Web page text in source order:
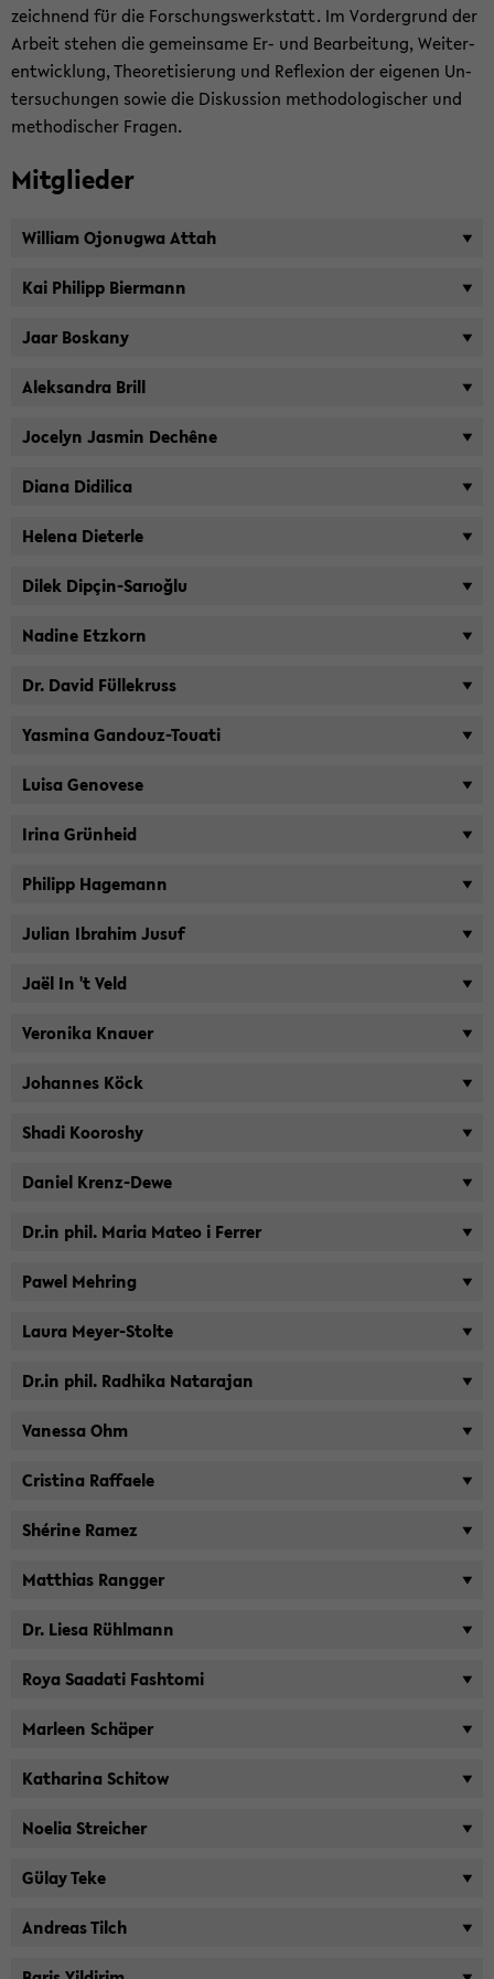
zeich­nend für die For­schungs­werk­statt. Im Vor­der­grund der
Ar­beit ste­hen die ge­mein­sa­me Er- und Be­ar­bei­tung, Wei­ter­
ent­wick­lung, Theo­re­ti­sie­rung und Re­fle­xi­on der ei­ge­nen Un­
ter­su­chun­gen sowie die Dis­kus­si­on me­tho­do­lo­gi­scher und
me­tho­di­scher Fra­gen.
Mit­glie­der
Wil­liam Ojo­nug­wa Attah
Kai Phil­ipp Bier­mann
Jaar Bos­ka­ny
Alek­san­dra Brill
Jo­ce­lyn Jas­min Dechêne
Diana Di­di­li­ca
He­le­na Die­ter­le
Dilek Dipçin-​Sarıoğlu
Na­di­ne Etz­korn
Dr. David Fül­le­kruss
Yas­mi­na Gandouz-​Touati
Luisa Ge­no­ve­se
Irina Grün­heid
Phil­ipp Ha­ge­mann
Ju­li­an Ibra­him Jusuf
Jaël In 't Veld
Ve­ro­ni­ka Knau­er
Jo­han­nes Köck
Shadi Koo­ros­hy
Da­ni­el Krenz-​Dewe
Dr.in phil. Maria Mateo i Fer­rer
Pawel Meh­ring
Laura Meyer-​Stolte
Dr.in phil. Rad­hi­ka Na­ta­ra­jan
Va­nes­sa Ohm
Cris­ti­na Raf­fae­le
Shérine Ramez
Mat­thi­as Rang­ger
Dr. Liesa Rühl­mann
Roya Saa­da­ti Fash­to­mi
Mar­le­en Schäper
Ka­tha­ri­na Schi­tow
No­elia Strei­cher
Gülay Teke
An­dre­as Tilch